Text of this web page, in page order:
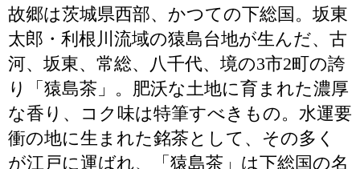
故郷は茨城県西部、かつての下総国。坂東
太郎・利根川流域の猿島台地が生んだ、古
河、坂東、常総、八千代、境の3市2町の誇
り「猿島茶」。肥沃な土地に育まれた濃厚
な香り、コク味は特筆すべきもの。水運要
衝の地に生まれた銘茶として、その多く
が江戸に運ばれ、「猿島茶」は下総国の名